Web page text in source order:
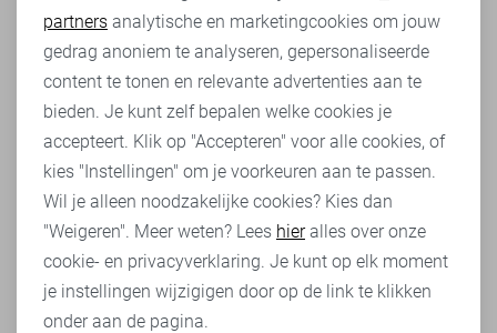
varianten op de Cars jeans heren slim fit. Neem daarvoor
vooral een kijkje in het aanbod! Met een Cars jeans heren
slim fit weet je zeker dat je er iedere dag picobello bij
loopt. Daarnaast is de kleding van Cars bij Sans altijd
betaalbaar; klinkt goed toch? Sla snel je slag binnen ons
assortiment!
Wat is een Cars slim fit jeans?
Een slim fit jeans is een variant op de klassieke
spijkerbroek. De slim fit bevindt zich qua model tussen de
regular klassieke jeans en de skinny fit spijkerbroek. Een
slim fit jeans kenmerkt zich door strak om de bovenbenen
Marketing cookies
partners analytische en marketingcookies om jouw
gedrag anoniem te analyseren, gepersonaliseerde
content te tonen en relevante advertenties aan te
bieden. Je kunt zelf bepalen welke cookies je
accepteert. Klik op "Accepteren" voor alle cookies, of
kies "Instellingen" om je voorkeuren aan te passen.
Wil je alleen noodzakelijke cookies? Kies dan
"Weigeren". Meer weten? Lees hieralles over onze
cookie- en privacyverklaring. Je kunt op elk moment
je instellingen wijzigigen door op de link te klikken
onder aan de pagina.